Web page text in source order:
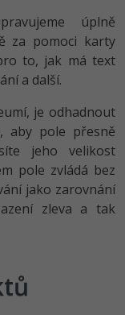
úplně
za pomoci karty
to, jak má text
a další.
je odhadnout
aby pole přesně
jeho velikost
pole zvládá bez
jako zarovnání
zleva a tak